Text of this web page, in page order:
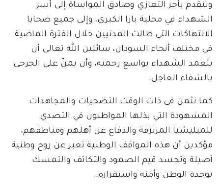
ونتقدم بأحر التعازي وصادق المواساة إلى أسر
الشهداء في محلية بارا الكبرى، وإلى جميع ضحايا
الانتهاكات التي طالت المدنيين خلال الفترة الماضية
في مختلف أنحاء السودان، سائلين الله تعالى أن
يتغمد الشهداء بواسع رحمته، وأن يمنّ على الجرحى
بالشفاء العاجل.
كما نثمن في ذات الوقت التضحيات والمجاهدات
المشهودة التي بذلها المواطنون في التصدي
للميليشيا المرتزقة والدفاع عن أهلهم ومناطقهم،
مؤكدين أن هذه المواقف الوطنية تعبر عن روح وطنية
أصيلة وتجسد قيم الصمود والتكاتف والتمسك
بوحدة الوطن وأمنه واستقراره.